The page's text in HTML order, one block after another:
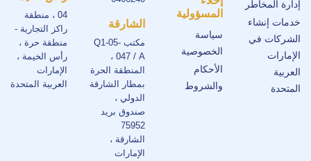
إدارة المخاطر
خدمات إنشاء
الشركات في
الإمارات
العربية
المتحدة
المسؤولية
سياسة
الخصوصية
الأحكام
والشروط
الشارقة
مكتب Q1-05-
047 / A ،
المنطقة الحرة
بمطار الشارقة
الدولي ،
صندوق بريد
75952
الشارقة ،
الإمارات
04 ، منطقة
راكز التجارية -
منطقة حرة ،
رأس الخيمة ،
الإمارات
العربية المتحدة